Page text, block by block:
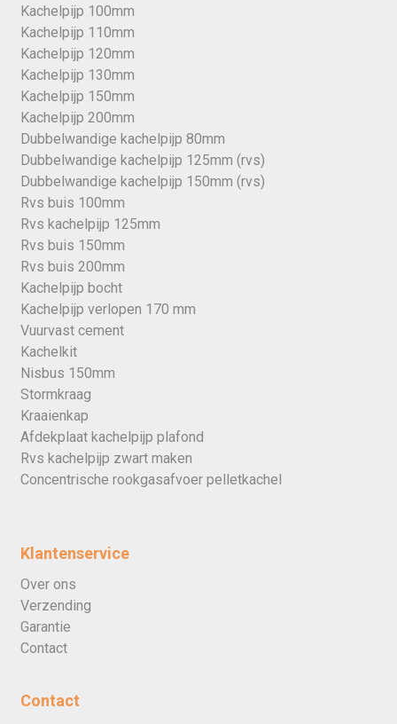
Kachelpijp 100mm
Kachelpijp 110mm
Kachelpijp 120mm
Kachelpijp 130mm
Kachelpijp 150mm
Kachelpijp 200mm
Dubbelwandige kachelpijp 80mm
Dubbelwandige kachelpijp 125mm (rvs)
Dubbelwandige kachelpijp 150mm (rvs)
Rvs buis 100mm
Rvs kachelpijp 125mm
Rvs buis 150mm
Rvs buis 200mm
Kachelpijp bocht
Kachelpijp verlopen 170 mm
Vuurvast cement
Kachelkit
Nisbus 150mm
Stormkraag
Kraaienkap
Afdekplaat kachelpijp plafond
Rvs kachelpijp zwart maken
Concentrische rookgasafvoer pelletkachel
Klantenservice
Over ons
Verzending
Garantie
Contact
Contact